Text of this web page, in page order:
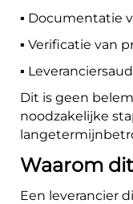
▪️ Documentatie
▪️ Verificatie van
▪️
Dit is geen
noodzakelijke
Waarom
Een leverancier